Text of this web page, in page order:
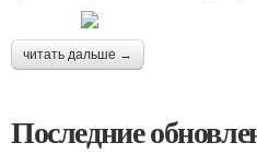
читать дальше →
Последние